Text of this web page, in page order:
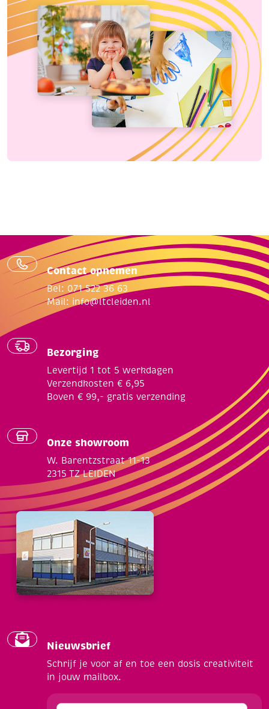
Contact opnemen
Bel: 071 522 36 63
Mail: info@ltcleiden.nl
Bezorging
Levertijd 1 tot 5 werkdagen
Verzendkosten € 6,95
Boven € 99,- gratis verzending
Onze showroom
W. Barentzstraat 11-13
2315 TZ LEIDEN
Nieuwsbrief
Schrijf je voor af en toe een dosis creativiteit
in jouw mailbox.